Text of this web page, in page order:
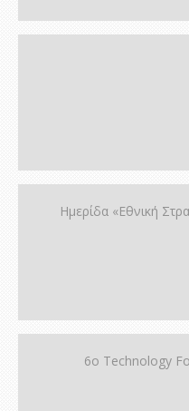
Ημερίδα «Εθνική
6ο Technology